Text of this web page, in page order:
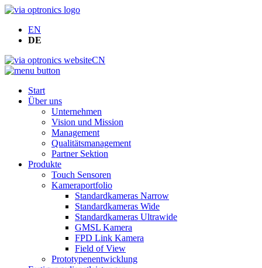
EN
DE
CN
Start
Über uns
Unternehmen
Vision und Mission
Management
Qualitätsmanagement
Partner Sektion
Produkte
Touch Sensoren
Kameraportfolio
Standardkameras Narrow
Standardkameras Wide
Standardkameras Ultrawide
GMSL Kamera
FPD Link Kamera
Field of View
Prototypenentwicklung